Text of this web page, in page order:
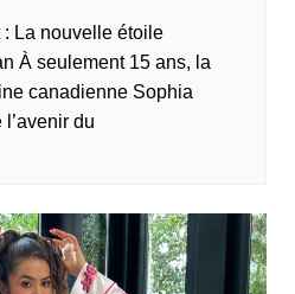
La nouvelle étoile
À seulement 15 ans, la
canadienne Sophia
du